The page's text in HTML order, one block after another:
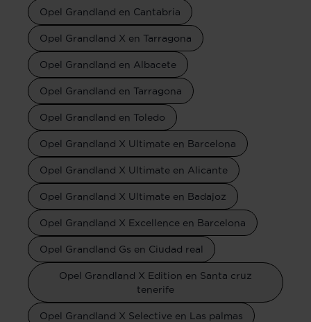
Opel Grandland en Cantabria
Opel Grandland X en Tarragona
Opel Grandland en Albacete
Opel Grandland en Tarragona
Opel Grandland en Toledo
Opel Grandland X Ultimate en Barcelona
Opel Grandland X Ultimate en Alicante
Opel Grandland X Ultimate en Badajoz
Opel Grandland X Excellence en Barcelona
Opel Grandland Gs en Ciudad real
Opel Grandland X Edition en Santa cruz
tenerife
Opel Grandland X Selective en Las palmas